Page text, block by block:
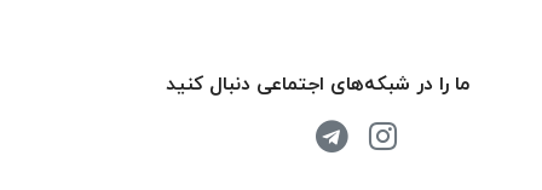
ما را در شبکه‌های اجتماعی دنبال کنید